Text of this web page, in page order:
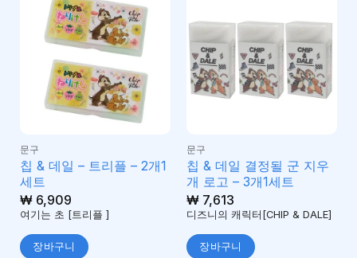
문구
칩 & 데일 – 트리플 – 2개1
세트
₩6,909
여기는 초 [트리플 ]
장바구니
문구
칩 & 데일 결정될 군 지우
개 로고 – 3개1세트
₩7,613
디즈니의 캐릭터[CHIP & DALE]
장바구니